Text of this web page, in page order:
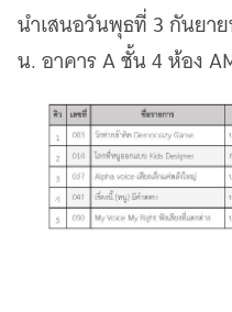
นำเสนอวันพุธที่ 3 กันยา
น. อาคาร A ชั้น 4 ห้อง